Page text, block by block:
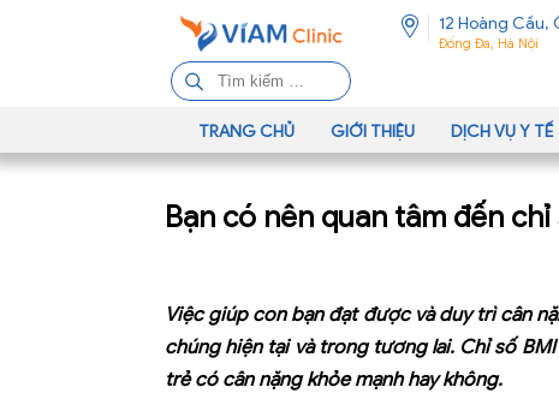
12 Hoàng Cầu,
Đống Đa, Hà Nội
ì
m
k
ế
o
:
TRANG CHỦ GIỚI THIỆU DỊCH VỤ Y TẾ
Bạn có nên quan tâm đến
Việc giúp con bạn đạt được và duy trì cân
chúng hiện tại và trong tương lai. Chỉ số
trẻ có cân nặng khỏe mạnh hay không.